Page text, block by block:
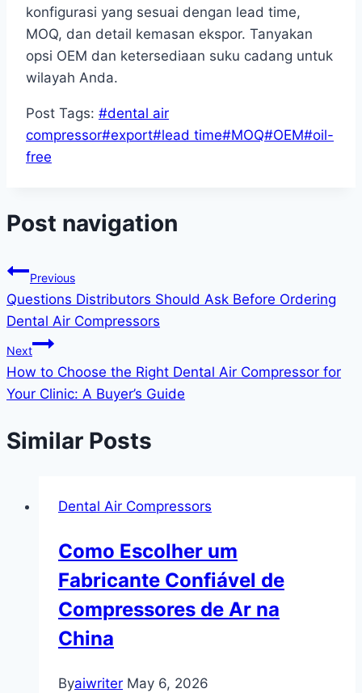
konfigurasi yang sesuai dengan lead time,
MOQ, dan detail kemasan ekspor. Tanyakan
opsi OEM dan ketersediaan suku cadang untuk
wilayah Anda.
Post Tags: #dental air
compressor#export#lead time#MOQ#OEM#oil-
free
Post navigation
Previous
Questions Distributors Should Ask Before Ordering
Dental Air Compressors
Next
How to Choose the Right Dental Air Compressor for
Your Clinic: A Buyer’s Guide
Similar Posts
Dental Air Compressors
Como Escolher um
Fabricante Confiável de
Compressores de Ar na
China
Byaiwriter May 6, 2026